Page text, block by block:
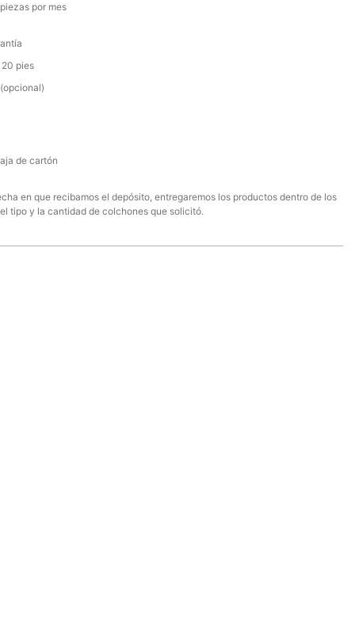
por mes
pies
de cartón
en que recibamos el depósito, entregaremos los productos dentro de los
tipo y la cantidad de colchones que solicitó.